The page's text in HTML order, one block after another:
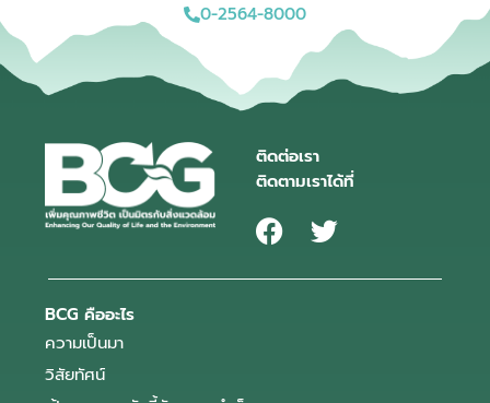
0-2564-8000
ติดต่อเรา
ติดตามเราได้ที่
BCG คืออะไร
ความเป็นมา
วิสัยทัศน์